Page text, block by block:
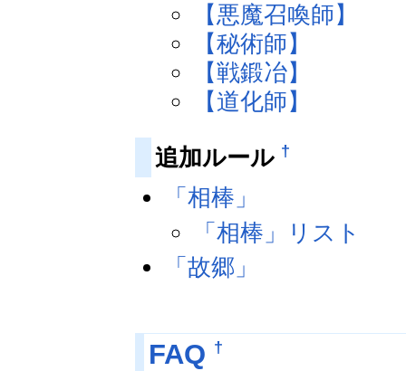
【悪魔召喚師】
【秘術師】
【戦鍛冶】
【道化師】
追加ルール †
「相棒」
「相棒」リスト
「故郷」
FAQ †